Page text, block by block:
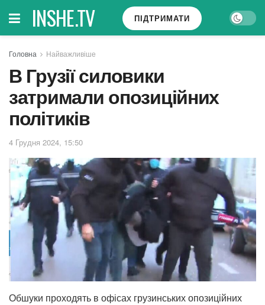
INSHE.TV ПІДТРИМАТИ
Головна Найважливіше
В Грузії силовики
затримали опозиційних
політиків
4 Грудня 2024, 15:50
Обшуки проходять в офісах грузинських опозиційних